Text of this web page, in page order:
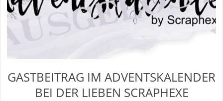
GASTBEITRAG IM ADVENTSKALENDER
BEI DER LIEBEN SCRAPHEXE